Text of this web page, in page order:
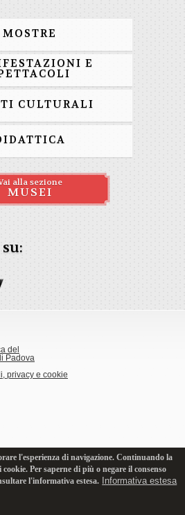
MOSTRE
E
CULTURALI
alla sezione
MUSEI
del
Padova
privacy e cookie
l'esperienza di navigazione. Continuando la
Per saperne di più o negare il consenso
l'informativa estesa. Informativa estesa